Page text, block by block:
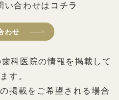
い合わせは コチラ
わせ
科医院の情報を掲載して
す。
掲載をご希望される場合